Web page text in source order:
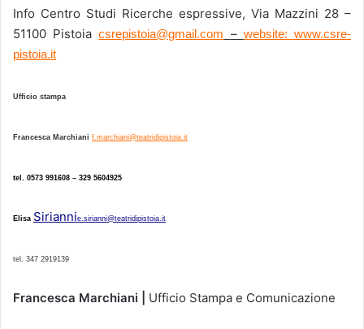
Info Centro Studi Ricerche espressive, Via Mazzini 28 –
51100 Pistoia csrepistoia@gmail.com – website: www.csre-
pistoia.it
Ufficio stampa
Francesca Marchiani f.marchiani@teatridipistoia.it
tel. 0573 991608 – 329 5604925
Elisa Siriannie.sirianni@teatridipistoia.it
tel. 347 2919139
Francesca Marchiani Ufficio Stampa e Comunicazione